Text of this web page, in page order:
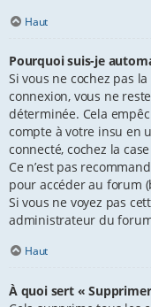
Haut
Pourquoi suis-je
Si vous ne cochez pas la
connexion, vous ne
déterminée. Cela
compte à votre insu en
connecté, cochez la
Ce n’est pas
pour accéder au forum
Si vous ne voyez pas
administrateur du
Haut
À quoi sert «